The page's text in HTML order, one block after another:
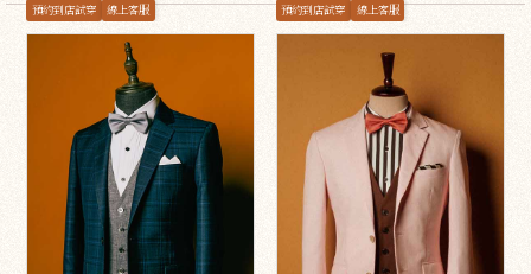
預約到店試穿 線上客服 預約到店試穿 線上客服